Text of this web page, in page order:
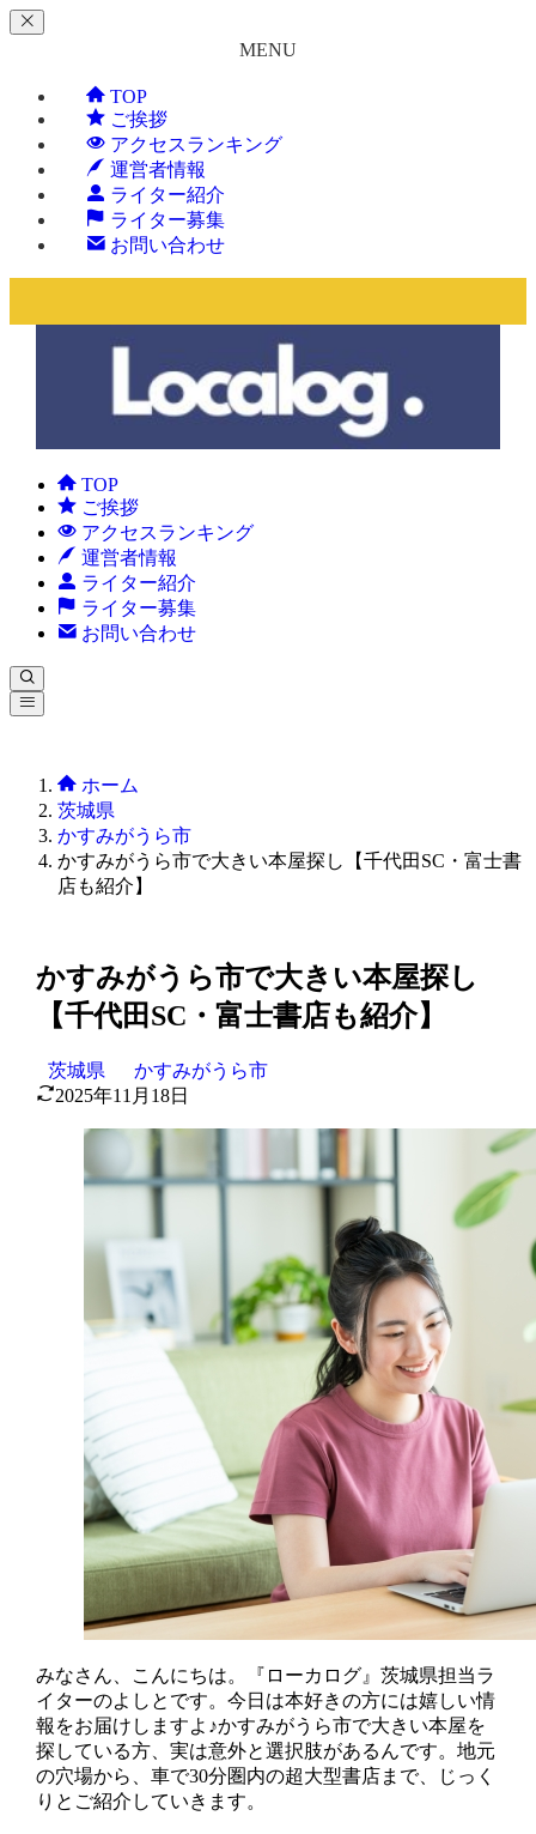
MENU
TOP
ご挨拶
アクセスランキング
運営者情報
ライター紹介
ライター募集
お問い合わせ
TOP
ご挨拶
アクセスランキング
運営者情報
ライター紹介
ライター募集
お問い合わせ
ホーム
茨城県
かすみがうら市
かすみがうら市で大きい本屋探し【千代田SC・富士書
店も紹介】
かすみがうら市で大きい本屋探し
【千代田SC・富士書店も紹介】
茨城県
かすみがうら市
2025年11月18日
みなさん、こんにちは。『ローカログ』茨城県担当ラ
イターのよしとです。今日は本好きの方には嬉しい情
報をお届けしますよ♪かすみがうら市で大きい本屋を
探している方、実は意外と選択肢があるんです。地元
の穴場から、車で30分圏内の超大型書店まで、じっく
りとご紹介していきます。